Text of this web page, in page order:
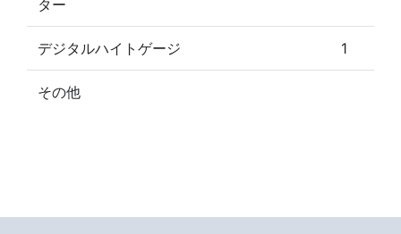
ター
デジタルハイトゲージ 1
その他